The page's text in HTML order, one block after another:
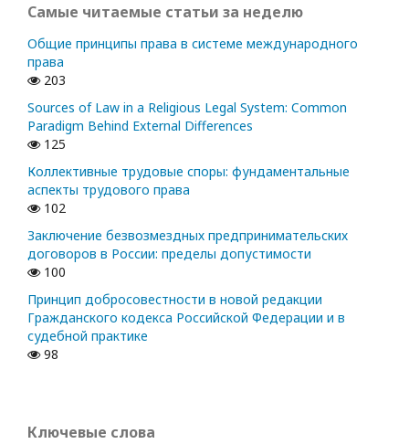
Самые читаемые статьи за неделю
Общие принципы права в системе международного
права
203
Sources of Law in a Religious Legal System: Common
Paradigm Behind External Differences
125
Коллективные трудовые споры: фундаментальные
аспекты трудового права
102
Заключение безвозмездных предпринимательских
договоров в России: пределы допустимости
100
Принцип добросовестности в новой редакции
Гражданского кодекса Российской Федерации и в
судебной практике
98
Ключевые слова